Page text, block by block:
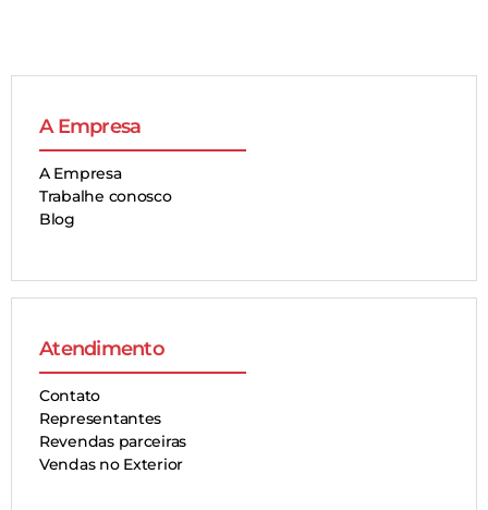
A Empresa
A Empresa
Trabalhe conosco
Blog
Atendimento
Contato
Representantes
Revendas parceiras
Vendas no Exterior